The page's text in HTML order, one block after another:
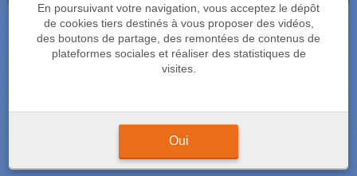
En poursuivant votre navigation, vous acceptez le dépôt
de cookies tiers destinés à vous proposer des vidéos,
des boutons de partage, des remontées de contenus de
plateformes sociales et réaliser des statistiques de
visites.
Oui
DENTS
TECHNIQUE